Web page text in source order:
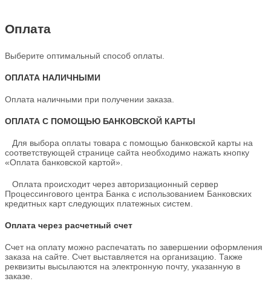
Оплата
Выберите оптимальный способ оплаты.
ОПЛАТА НАЛИЧНЫМИ
Оплата наличными при получении заказа.
ОПЛАТА С ПОМОЩЬЮ БАНКОВСКОЙ КАРТЫ
Для выбора оплаты товара с помощью банковской карты на
соответствующей странице сайта необходимо нажать кнопку
«Оплата банковской картой».
Оплата происходит через авторизационный сервер
Процессингового центра Банка с использованием Банковских
кредитных карт следующих платежных систем.
Оплата через расчетный счет
Счет на оплату можно распечатать по завершении оформления
заказа на сайте. Счет выставляется на организацию. Также
реквизиты высылаются на электронную почту, указанную в
заказе.